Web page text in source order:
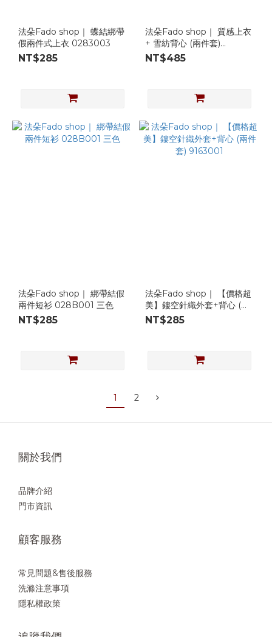
法朵Fado shop｜ 蝶結綁帶
假兩件式上衣 0283003
NT$285
法朵Fado shop｜ 質感上衣
+ 雪紡背心 (兩件套)
9263003
NT$485
法朵Fado shop｜ 綁帶結假
兩件短衫 028B001 三色
NT$285
法朵Fado shop｜ 【價格超
美】鏤空針織外套+背心 (兩
件套) 9163001
NT$285
1 2
關於我們
品牌介紹
門市資訊
顧客服務
常見問題&售後服務
洗滌注意事項
隱私權政策